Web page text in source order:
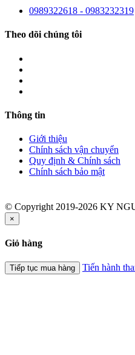
0989322618 - 0983232319
Theo dõi chúng tôi
Thông tin
Giới thiệu
Chính sách vận chuyển
Quy định & Chính sách
Chính sách bảo mật
© Copyright 2019-2026 KY
×
Giỏ hàng
Tiếp tục mua hàng Tiến hành